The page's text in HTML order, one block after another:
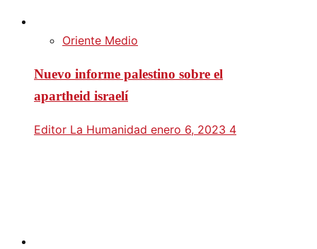
Oriente Medio
Nuevo informe palestino sobre el
apartheid israelí
Editor La Humanidad enero 6, 2023 4